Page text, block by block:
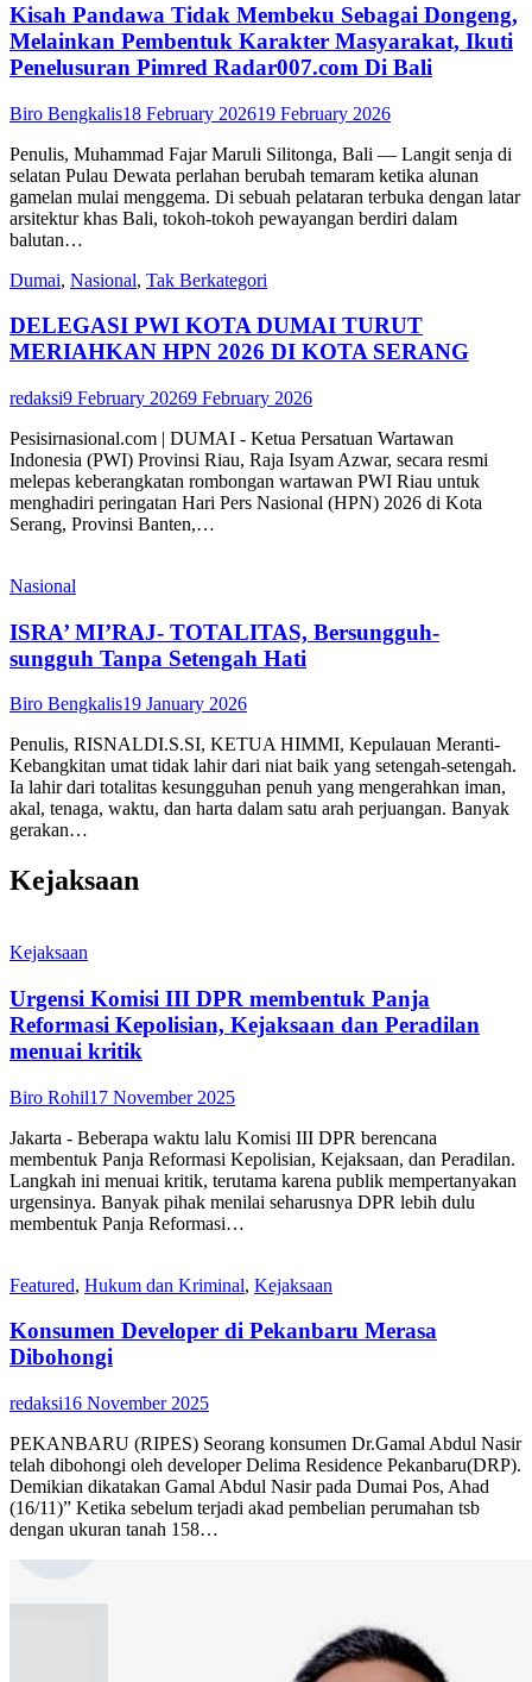
Kisah Pandawa Tidak Membeku Sebagai Dongeng,
Melainkan Pembentuk Karakter Masyarakat, Ikuti
Penelusuran Pimred Radar007.com Di Bali
Biro Bengkalis18 February 202619 February 2026
Penulis, Muhammad Fajar Maruli Silitonga, Bali — Langit senja di
selatan Pulau Dewata perlahan berubah temaram ketika alunan
gamelan mulai menggema. Di sebuah pelataran terbuka dengan latar
arsitektur khas Bali, tokoh-tokoh pewayangan berdiri dalam
balutan…
Dumai, Nasional, Tak Berkategori
DELEGASI PWI KOTA DUMAI TURUT
MERIAHKAN HPN 2026 DI KOTA SERANG
redaksi9 February 20269 February 2026
Pesisirnasional.com | DUMAI - Ketua Persatuan Wartawan
Indonesia (PWI) Provinsi Riau, Raja Isyam Azwar, secara resmi
melepas keberangkatan rombongan wartawan PWI Riau untuk
menghadiri peringatan Hari Pers Nasional (HPN) 2026 di Kota
Serang, Provinsi Banten,…
Nasional
ISRA’ MI’RAJ- TOTALITAS, Bersungguh-
sungguh Tanpa Setengah Hati
Biro Bengkalis19 January 2026
Penulis, RISNALDI.S.SI, KETUA HIMMI, Kepulauan Meranti-
Kebangkitan umat tidak lahir dari niat baik yang setengah-setengah.
Ia lahir dari totalitas kesungguhan penuh yang mengerahkan iman,
akal, tenaga, waktu, dan harta dalam satu arah perjuangan. Banyak
gerakan…
Kejaksaan
Kejaksaan
Urgensi Komisi III DPR membentuk Panja
Reformasi Kepolisian, Kejaksaan dan Peradilan
menuai kritik
Biro Rohil17 November 2025
Jakarta - Beberapa waktu lalu Komisi III DPR berencana
membentuk Panja Reformasi Kepolisian, Kejaksaan, dan Peradilan.
Langkah ini menuai kritik, terutama karena publik mempertanyakan
urgensinya. Banyak pihak menilai seharusnya DPR lebih dulu
membentuk Panja Reformasi…
Featured, Hukum dan Kriminal, Kejaksaan
Konsumen Developer di Pekanbaru Merasa
Dibohongi
redaksi16 November 2025
PEKANBARU (RIPES) Seorang konsumen Dr.Gamal Abdul Nasir
telah dibohongi oleh developer Delima Residence Pekanbaru(DRP).
Demikian dikatakan Gamal Abdul Nasir pada Dumai Pos, Ahad
(16/11)” Ketika sebelum terjadi akad pembelian perumahan tsb
dengan ukuran tanah 158…